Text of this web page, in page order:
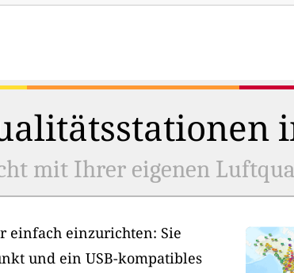
mit Ihrer eigenen
einfach einzurichten: Sie
und ein USB-kompatibles